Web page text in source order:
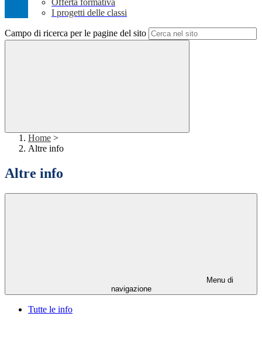
Offerta formativa
I progetti delle classi
Campo di ricerca per le pagine del sito
Home >
Altre info
Altre info
Menu di
navigazione
Tutte le info